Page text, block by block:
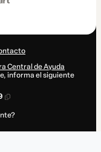
Central de Ayuda
informa el siguiente